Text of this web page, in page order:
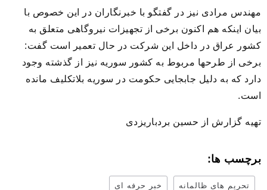
مهندس مرادی نیز در گفتگو با خبرنگاران در این خصوص با
بیان اینکه هم اکنون برخی از تجهیزات نیروگاهی متعلق به
کشور عراق در داخل این شرکت در حال تعمیر است گفت:
برخی از طرحها مربوط به کشور سوریه نیز از گذشته وجود
دارد که به دلیل جابجایی حکومت در سوریه بلاتکلیف مانده
است.
تهیه گزارش از حسین بردباریزدی
برچسب ها:
تحریم های ظالمانه خبر حرفه ای